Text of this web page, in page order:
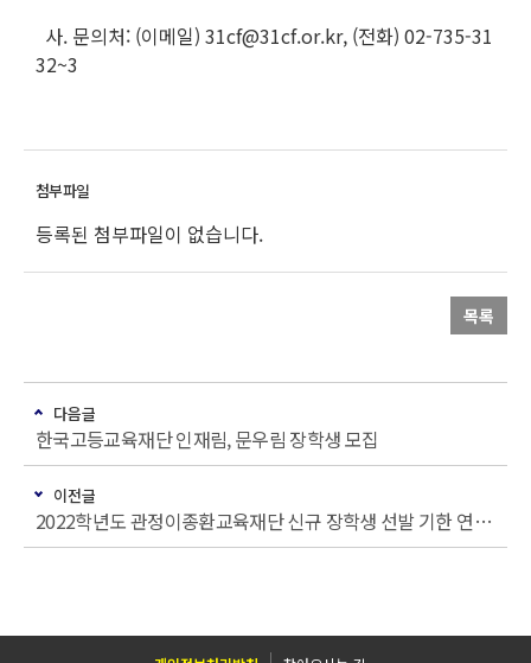
사. 문의처: (이메일) 31cf@31cf.or.kr, (전화) 02-735-31
32~3
등록된 첨부파일이 없습니다.
목록
다음글
한국고등교육재단 인재림, 문우림 장학생 모집
이전글
2022학년도 관정이종환교육재단 신규 장학생 선발 기한 연장 안내(학부)